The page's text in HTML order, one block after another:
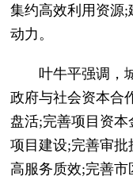
集约高效利用资源
动力。
叶牛平强调，城
政府与社会资本合
盘活;完善项目资
项目建设;完善审
高服务质效;完善